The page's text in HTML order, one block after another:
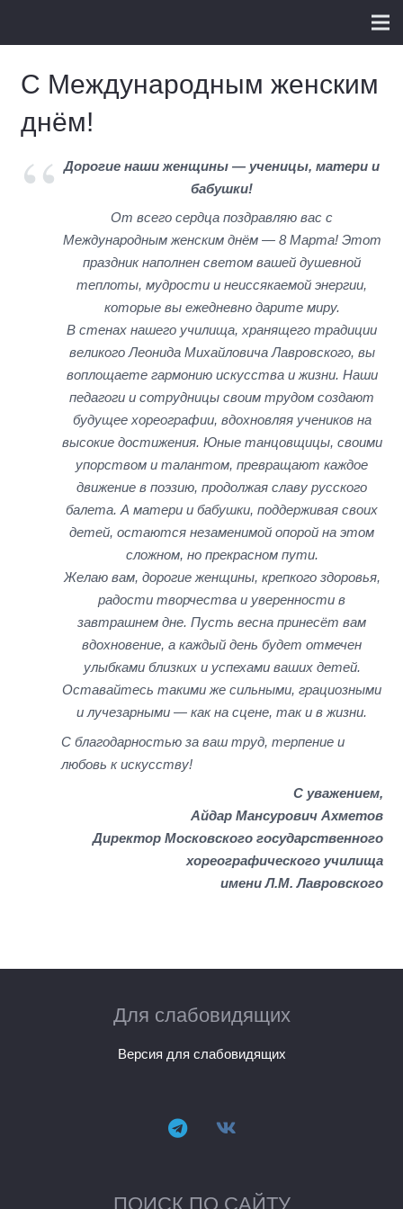
С Международным женским
днём!
Дорогие наши женщины — ученицы, матери и
бабушки!
От всего сердца поздравляю вас с
Международным женским днём — 8 Марта! Этот
праздник наполнен светом вашей душевной
теплоты, мудрости и неиссякаемой энергии,
которые вы ежедневно дарите миру.
В стенах нашего училища, хранящего традиции
великого Леонида Михайловича Лавровского, вы
воплощаете гармонию искусства и жизни. Наши
педагоги и сотрудницы своим трудом создают
будущее хореографии, вдохновляя учеников на
высокие достижения. Юные танцовщицы, своими
упорством и талантом, превращают каждое
движение в поэзию, продолжая славу русского
балета. А матери и бабушки, поддерживая своих
детей, остаются незаменимой опорой на этом
сложном, но прекрасном пути.
Желаю вам, дорогие женщины, крепкого здоровья,
радости творчества и уверенности в
завтрашнем дне. Пусть весна принесёт вам
вдохновение, а каждый день будет отмечен
улыбками близких и успехами ваших детей.
Оставайтесь такими же сильными, грациозными
и лучезарными — как на сцене, так и в жизни.
С благодарностью за ваш труд, терпение и
любовь к искусству!
С уважением,
Айдар Мансурович Ахметов
Директор Московского государственного
хореографического училища
имени Л.М. Лавровского
Для слабовидящих
Версия для слабовидящих
ПОИСК ПО САЙТУ